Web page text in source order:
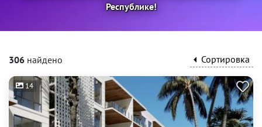
Республике!
306 найдено Сортировка
14